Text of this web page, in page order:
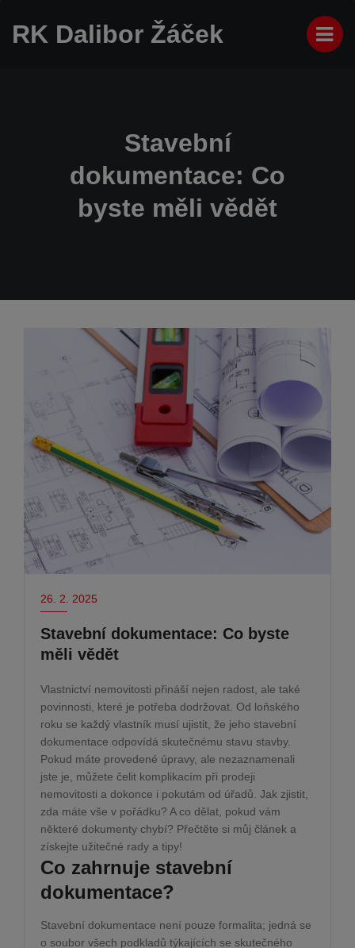
RK Dalibor Žáček
Stavební
dokumentace: Co
byste měli vědět
26. 2. 2025
Stavební dokumentace: Co byste
měli vědět
Vlastnictví nemovitosti přináší nejen radost, ale také
povinnosti, které je potřeba dodržovat. Od loňského
roku se každý vlastník musí ujistit, že jeho stavební
dokumentace odpovídá skutečnému stavu stavby.
Pokud máte provedené úpravy, ale nezaznamenali
jste je, můžete čelit komplikacím při prodeji
nemovitosti a dokonce i pokutám od úřadů. Jak zjistit,
zda máte vše v pořádku? A co dělat, pokud vám
některé dokumenty chybí? Přečtěte si můj článek a
získejte užitečné rady a tipy!
Co zahrnuje stavební
dokumentace?
Stavební dokumentace není pouze formalita; jedná se
o soubor všech podkladů týkajících se skutečného